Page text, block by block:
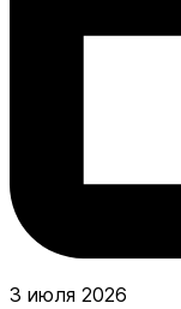
3 июля 2026